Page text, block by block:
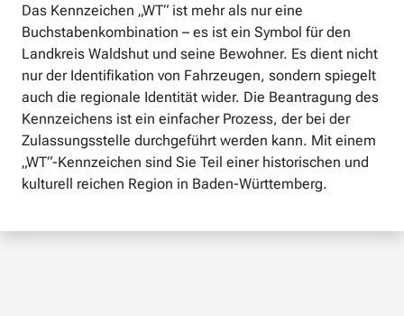
Das Kennzeichen „WT“ ist mehr als nur eine
Buchstabenkombination – es ist ein Symbol für den
Landkreis Waldshut und seine Bewohner. Es dient nicht
nur der Identifikation von Fahrzeugen, sondern spiegelt
auch die regionale Identität wider. Die Beantragung des
Kennzeichens ist ein einfacher Prozess, der bei der
Zulassungsstelle durchgeführt werden kann. Mit einem
„WT“-Kennzeichen sind Sie Teil einer historischen und
kulturell reichen Region in Baden-Württemberg.